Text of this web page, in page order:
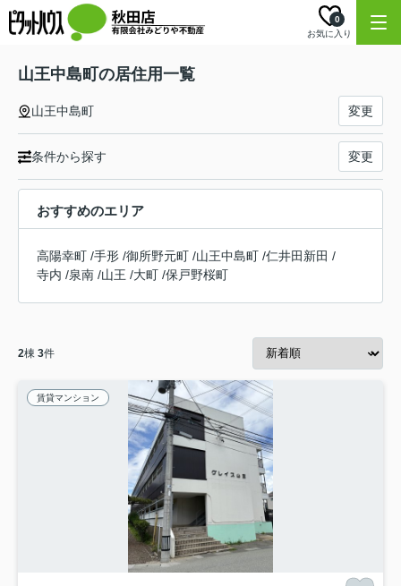
お気に入り
0
山王中島町の居住用一覧
山王中島町 変更
条件から探す 変更
おすすめのエリア
高陽幸町 /手形 /御所野元町 /山王中島町 /仁井田新田 /
寺内 /泉南 /山王 /大町 /保戸野桜町
2棟 3件
賃貸マンション